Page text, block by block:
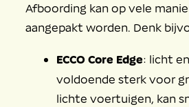
Afboording kan op vele
aangepakt worden. Denk
ECCO Core Edge: licht
voldoende sterk voor
lichte voertuigen, kan